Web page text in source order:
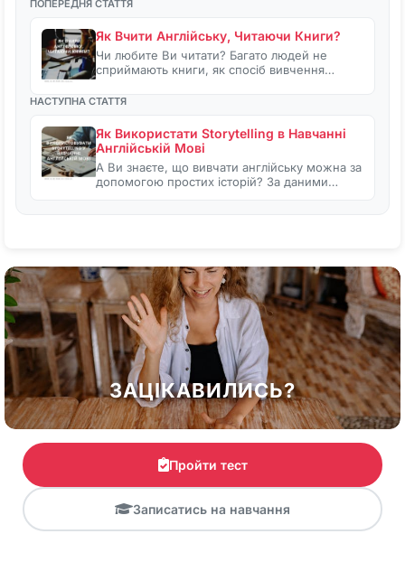
ПОПЕРЕДНЯ СТАТТЯ
Як Вчити Англійську, Читаючи Книги?
Чи любите Ви читати? Багато людей не
сприймають книги, як спосіб вивчення…
НАСТУПНА СТАТТЯ
Як Використати Storytelling в Навчанні
Англійській Мові
А Ви знаєте, що вивчати англійську можна за
допомогою простих історій? За даними…
ЗАЦІКАВИЛИСЬ?
Пройти тест
Записатись на навчання